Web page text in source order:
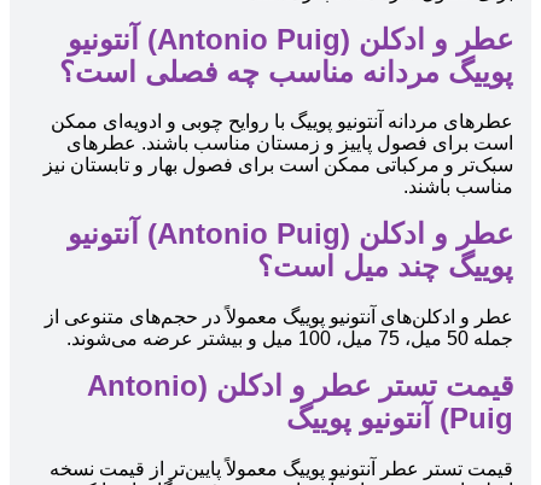
عطر و ادکلن (Antonio Puig) آنتونیو
پوییگ مردانه مناسب چه فصلی است؟
عطرهای مردانه آنتونیو پوییگ با روایح چوبی و ادویه‌ای ممکن
است برای فصول پاییز و زمستان مناسب باشند. عطرهای
سبک‌تر و مرکباتی ممکن است برای فصول بهار و تابستان نیز
مناسب باشند.
عطر و ادکلن (Antonio Puig) آنتونیو
پوییگ چند میل است؟
عطر و ادکلن‌های آنتونیو پوییگ معمولاً در حجم‌های متنوعی از
جمله 50 میل، 75 میل، 100 میل و بیشتر عرضه می‌شوند.
قیمت تستر عطر و ادکلن (Antonio
Puig) آنتونیو پوییگ
قیمت تستر عطر آنتونیو پوییگ معمولاً پایین‌تر از قیمت نسخه